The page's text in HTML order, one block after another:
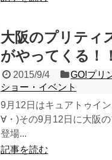
大阪のプリティ
がやってくる！！
2015/9/4 GO!プリ
ショー・イベント
9月12日はキュアトゥイ
∀・)その9月12日に大阪
登場...
記事を読む